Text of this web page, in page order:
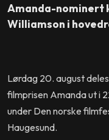
Amanda-nominert
Williamson i
Lørdag 20. august
filmprisen Amanda ut i
under Den norske
Haugesund.